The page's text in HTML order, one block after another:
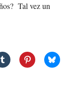
Tal vez un